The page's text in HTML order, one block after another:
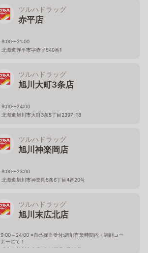
ツルハドラッグ
赤平店
9:00〜21:00
北海道赤平市字赤平540番1
ツルハドラッグ
旭川大町3条店
9:00〜24:00
北海道旭川市大町3条5丁目2397-18
ツルハドラッグ
旭川神楽岡店
9:00〜23:00
北海道旭川市神楽岡5条6丁目4番20号
ツルハドラッグ
旭川末広北店
9:00～24:00 ※自己採血受付:調剤営業時間内・調剤コー
ナーにて！
北海道旭川市末広1条10丁目1番20号